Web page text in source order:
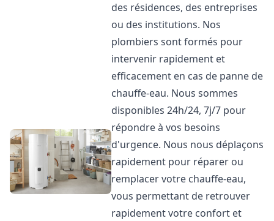
des résidences, des entreprises
ou des institutions. Nos
plombiers sont formés pour
intervenir rapidement et
efficacement en cas de panne de
chauffe-eau. Nous sommes
disponibles 24h/24, 7j/7 pour
répondre à vos besoins
d'urgence. Nous nous déplaçons
rapidement pour réparer ou
remplacer votre chauffe-eau,
vous permettant de retrouver
rapidement votre confort et